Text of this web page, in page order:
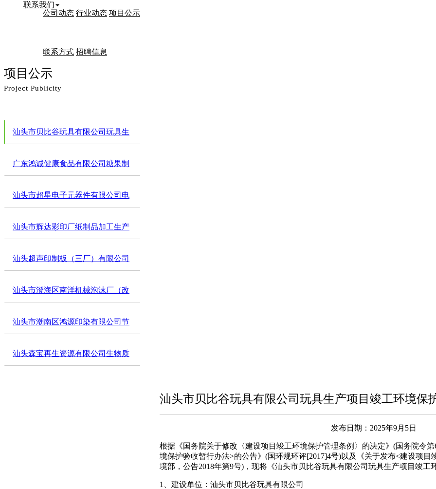
公司动态 行业动态 项目公示
联系我们
联系方式 招聘信息
项目公示
Project Publicity
汕头市贝比谷玩具有限公司玩具生
广东鸿诚健康食品有限公司糖果制
公示
汕头市超星电子元器件有限公司电
竣工环境保护验收公示
汕头市辉达彩印厂纸制品加工生产
汕头超声印制板（三厂）有限公司
收公示
汕头市澄海区南洋机械泡沫厂（改
验收公示
汕头市潮南区鸿源印染有限公司节
保护验收公示
汕头森宝再生资源有限公司生物质
汕头市贝比谷玩具有限公司玩具生产项目竣工环境保
发布日期：2025年9月5日
根据《国务院关于修改〈建设项目竣工环境保护管理条例〉的决定》(国务院令
境保护验收暂行办法>的公告》(国环规环评[2017]4号)以及《关于发布<建设项
境部，公告2018年第9号)，现将《汕头市贝比谷玩具有限公司玩具生产项目竣工
1、建设单位： 汕头市贝比谷玩具有限公司